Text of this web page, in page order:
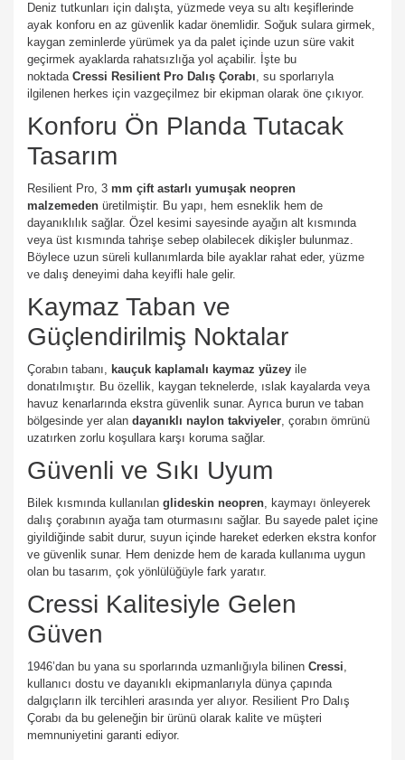
Deniz tutkunları için dalışta, yüzmede veya su altı keşiflerinde
ayak konforu en az güvenlik kadar önemlidir. Soğuk sulara girmek,
kaygan zeminlerde yürümek ya da palet içinde uzun süre vakit
geçirmek ayaklarda rahatsızlığa yol açabilir. İşte bu
noktada Cressi Resilient Pro Dalış Çorabı, su sporlarıyla
ilgilenen herkes için vazgeçilmez bir ekipman olarak öne çıkıyor.
Konforu Ön Planda Tutacak
Tasarım
Resilient Pro, 3 mm çift astarlı yumuşak neopren
malzemeden üretilmiştir. Bu yapı, hem esneklik hem de
dayanıklılık sağlar. Özel kesimi sayesinde ayağın alt kısmında
veya üst kısmında tahrişe sebep olabilecek dikişler bulunmaz.
Böylece uzun süreli kullanımlarda bile ayaklar rahat eder, yüzme
ve dalış deneyimi daha keyifli hale gelir.
Kaymaz Taban ve
Güçlendirilmiş Noktalar
Çorabın tabanı, kauçuk kaplamalı kaymaz yüzey ile
donatılmıştır. Bu özellik, kaygan teknelerde, ıslak kayalarda veya
havuz kenarlarında ekstra güvenlik sunar. Ayrıca burun ve taban
bölgesinde yer alan dayanıklı naylon takviyeler, çorabın ömrünü
uzatırken zorlu koşullara karşı koruma sağlar.
Güvenli ve Sıkı Uyum
Bilek kısmında kullanılan glideskin neopren, kaymayı önleyerek
dalış çorabının ayağa tam oturmasını sağlar. Bu sayede palet içine
giyildiğinde sabit durur, suyun içinde hareket ederken ekstra konfor
ve güvenlik sunar. Hem denizde hem de karada kullanıma uygun
olan bu tasarım, çok yönlülüğüyle fark yaratır.
Cressi Kalitesiyle Gelen
Güven
1946’dan bu yana su sporlarında uzmanlığıyla bilinen Cressi,
kullanıcı dostu ve dayanıklı ekipmanlarıyla dünya çapında
dalgıçların ilk tercihleri arasında yer alıyor. Resilient Pro Dalış
Çorabı da bu geleneğin bir ürünü olarak kalite ve müşteri
memnuniyetini garanti ediyor.